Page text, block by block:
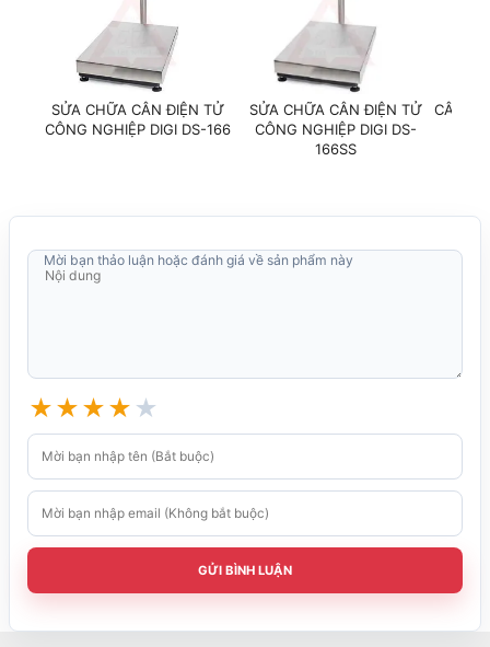
SỬA CHỮA CÂN ĐIỆN TỬ
CÔNG NGHIỆP DIGI DS-166
SỬA CHỮA CÂN ĐIỆN TỬ
CÔNG NGHIỆP DIGI DS-
166SS
CÂN
★★★★ ★
GỬI BÌNH LUẬN
Mời bạn thảo luận hoặc đánh giá về sản phẩm này